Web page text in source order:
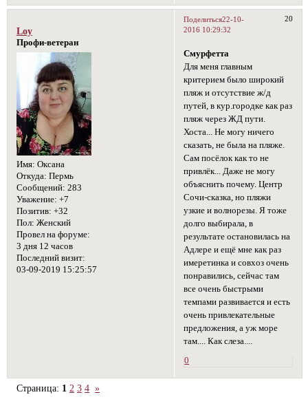
Поделиться 20
22-10-
2016 10:29:32
Loy
Профи-ветеран
Имя: Оксана
Откуда: Пермь
Сообщений: 283
Уважение: +7
Позитив: +32
Пол: Женский
Провел на форуме:
3 дня 12 часов
Последний визит:
03-09-2019 15:25:57
Смурфетта
Для меня главным
критерием было широкий
пляж и отсутствие ж/д
путей, в кур.городке как раз
пляж через ЖД пути.
Хоста... Не могу ничего
сказать, не была на пляже.
Сам посёлок как то не
привлёк... Даже не могу
объяснить почему. Центр
Сочи-сказка, но пляжи
узкие и волнорезы. Я тоже
долго выбирала, в
результате остановилась на
Адлере и ещё мне как раз
имеретинка и совхоз очень
понравились, сейчас там
все очень быстрыми
темпами развивается и есть
очень привлекательные
предложения, а уж море
там.... Как слеза....
0
Страница: 1 2 3 4 »